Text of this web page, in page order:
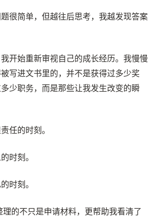
很简单，但越往后思考，我越发现答案
开始重新审视自己的成长经历。我慢慢
写进文书里的，并不是获得过多少奖
少职务，而是那些让我发生改变的瞬
任的时刻。
时刻。
时刻。
理的不只是申请材料，更帮助我看清了